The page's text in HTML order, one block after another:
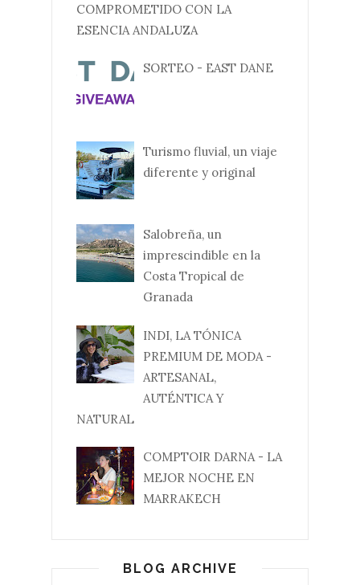
COMPROMETIDO CON LA
ESENCIA ANDALUZA
SORTEO - EAST DANE
Turismo fluvial, un viaje
diferente y original
Salobreña, un
imprescindible en la
Costa Tropical de
Granada
INDI, LA TÓNICA
PREMIUM DE MODA -
ARTESANAL,
AUTÉNTICA Y
NATURAL
COMPTOIR DARNA - LA
MEJOR NOCHE EN
MARRAKECH
BLOG ARCHIVE